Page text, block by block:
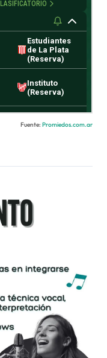
Fuente: Promiedos.com.ar